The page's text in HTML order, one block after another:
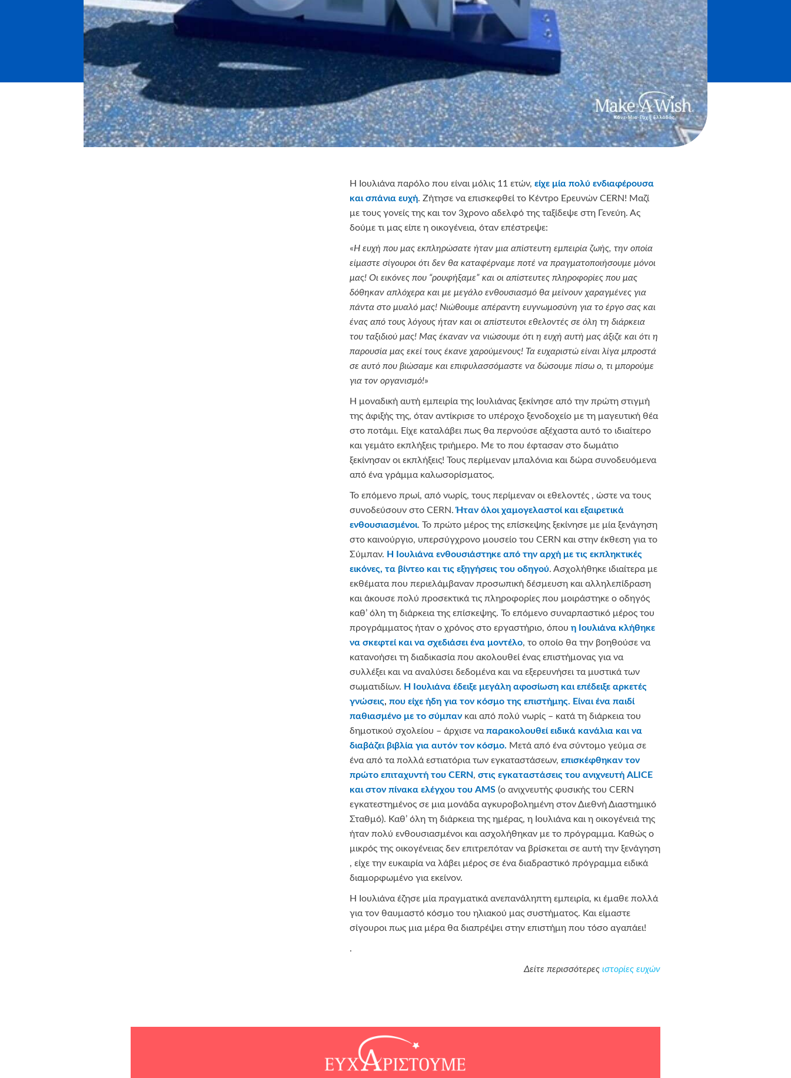
Η Ιουλιάνα παρόλο που είναι μόλις 11 ετών, είχε μία πολύ ενδιαφέρουσα
και σπάνια ευχή. Ζήτησε να επισκεφθεί το Κέντρο Ερευνών CERN! Mαζί
με τους γονείς της και τον 3χρονο αδελφό της ταξίδεψε στη Γενεύη. Ας
δούμε τι μας είπε η οικογένεια, όταν επέστρεψε:
«Η ευχή που μας εκπληρώσατε ήταν μια απίστευτη εμπειρία ζωής, την οποία
είμαστε σίγουροι ότι δεν θα καταφέρναμε ποτέ να πραγματοποιήσουμε μόνοι
μας! Οι εικόνες που “ρουφήξαμε” και οι απίστευτες πληροφορίες που μας
δόθηκαν απλόχερα και με μεγάλο ενθουσιασμό θα μείνουν χαραγμένες για
πάντα στο μυαλό μας! Νιώθουμε απέραντη ευγνωμοσύνη για το έργο σας και
ένας από τους λόγους ήταν και οι απίστευτοι εθελοντές σε όλη τη διάρκεια
του ταξιδιού μας! Μας έκαναν να νιώσουμε ότι η ευχή αυτή μας άξιζε και ότι η
παρουσία μας εκεί τους έκανε χαρούμενους! Τα ευχαριστώ είναι λίγα μπροστά
σε αυτό που βιώσαμε και επιφυλασσόμαστε να δώσουμε πίσω ο, τι μπορούμε
για τον οργανισμό!»
Η μοναδική αυτή εμπειρία της Ιουλιάνας ξεκίνησε από την πρώτη στιγμή
της άφιξής της, όταν αντίκρισε το υπέροχο ξενοδοχείο με τη μαγευτική θέα
στο ποτάμι. Είχε καταλάβει πως θα περνούσε αξέχαστα αυτό το ιδιαίτερο
και γεμάτο εκπλήξεις τριήμερο. Με το που έφτασαν στο δωμάτιο
ξεκίνησαν οι εκπλήξεις! Τους περίμεναν μπαλόνια και δώρα συνοδευόμενα
από ένα γράμμα καλωσορίσματος.
Το επόμενο πρωί, από νωρίς, τους περίμεναν οι εθελοντές , ώστε να τους
συνοδεύσουν στο CERN.Ήταν όλοι χαμογελαστοί και εξαιρετικά
ενθουσιασμένοι. Το πρώτο μέρος της επίσκεψης ξεκίνησε με μία ξενάγηση
στο καινούργιο, υπερσύγχρονο μουσείο του CERN και στην έκθεση για το
Σύμπαν. Η Ιουλιάνα ενθουσιάστηκε από την αρχή με τις εκπληκτικές
εικόνες, τα βίντεο και τις εξηγήσεις του οδηγού. Ασχολήθηκε ιδιαίτερα με
εκθέματα που περιελάμβαναν προσωπική δέσμευση και αλληλεπίδραση
και άκουσε πολύ προσεκτικά τις πληροφορίες που μοιράστηκε ο οδηγός
καθ’ όλη τη διάρκεια της επίσκεψης. Το επόμενο συναρπαστικό μέρος του
προγράμματος ήταν ο χρόνος στο εργαστήριο, όπου η Ιουλιάνα κλήθηκε
να σκεφτεί και να σχεδιάσει ένα μοντέλο, το οποίο θα την βοηθούσε να
κατανοήσει τη διαδικασία που ακολουθεί ένας επιστήμονας για να
συλλέξει και να αναλύσει δεδομένα και να εξερευνήσει τα μυστικά των
σωματιδίων. Η Ιουλιάνα έδειξε μεγάλη αφοσίωση και επέδειξε αρκετές
γνώσεις, που είχε ήδη για τον κόσμο της επιστήμης. Είναι ένα παιδί
παθιασμένο με το σύμπανκαι από πολύ νωρίς – κατά τη διάρκεια του
δημοτικού σχολείου – άρχισε να παρακολουθεί ειδικά κανάλια και να
διαβάζει βιβλία για αυτόν τον κόσμο. Μετά από ένα σύντομο γεύμα σε
ένα από τα πολλά εστιατόρια των εγκαταστάσεων, επισκέφθηκαν τον
πρώτο επιταχυντή του CERN, στις εγκαταστάσεις του ανιχνευτή ALICE
και στον πίνακα ελέγχου του AMS (ο ανιχνευτής φυσικής του CERN
εγκατεστημένος σε μια μονάδα αγκυροβολημένη στον Διεθνή Διαστημικό
Σταθμό). Καθ’ όλη τη διάρκεια της ημέρας, η Ιουλιάνα και η οικογένειά της
ήταν πολύ ενθουσιασμένοι και ασχολήθηκαν με το πρόγραμμα. Καθώς ο
μικρός της οικογένειας δεν επιτρεπόταν να βρίσκεται σε αυτή την ξενάγηση
, είχε την ευκαιρία να λάβει μέρος σε ένα διαδραστικό πρόγραμμα ειδικά
διαμορφωμένο για εκείνον.
Η Ιουλιάνα έζησε μία πραγματικά ανεπανάληπτη εμπειρία, κι έμαθε πολλά
για τον θαυμαστό κόσμο του ηλιακού μας συστήματος. Και είμαστε
σίγουροι πως μια μέρα θα διαπρέψει στην επιστήμη που τόσο αγαπάει!
.
Δείτε περισσότερες ιστορίες ευχών